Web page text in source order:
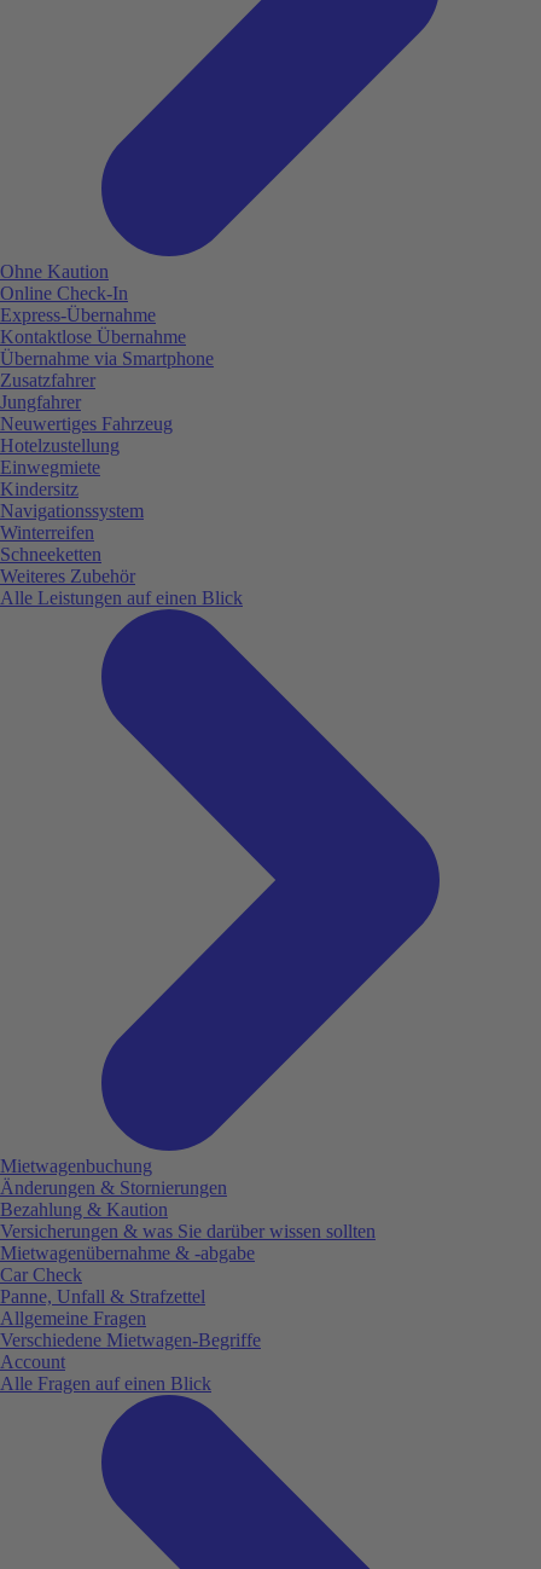
Ohne Kaution
Online Check-In
Express-Übernahme
Kontaktlose Übernahme
Übernahme via Smartphone
Zusatzfahrer
Jungfahrer
Neuwertiges Fahrzeug
Hotelzustellung
Einwegmiete
Kindersitz
Navigationssystem
Winterreifen
Schneeketten
Weiteres Zubehör
Alle Leistungen auf einen Blick
Mietwagenbuchung
Änderungen & Stornierungen
Bezahlung & Kaution
Versicherungen & was Sie darüber wissen sollten
Mietwagenübernahme & -abgabe
Car Check
Panne, Unfall & Strafzettel
Allgemeine Fragen
Verschiedene Mietwagen-Begriffe
Account
Alle Fragen auf einen Blick